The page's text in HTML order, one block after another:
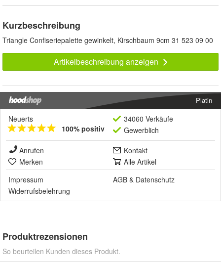
Kurzbeschreibung
Triangle Confiseriepalette gewinkelt, Kirschbaum 9cm 31 523 09 00
Artikelbeschreibung anzeigen
Platin
Neuerts
100% positiv
34060 Verkäufe
Gewerblich
Anrufen
Kontakt
Merken
Alle Artikel
Impressum
AGB & Datenschutz
Widerrufsbelehrung
Produktrezensionen
So beurteilen Kunden dieses Produkt.